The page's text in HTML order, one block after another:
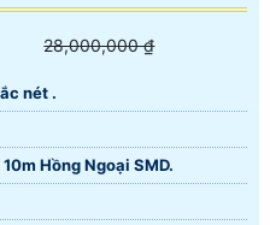
28,000,000 ₫
nét .
Hồng Ngoại SMD.